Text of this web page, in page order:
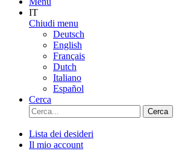
IT
Chiudi menu
Deutsch
English
Français
Dutch
Italiano
Español
Cerca
Cerca
Lista dei desideri
Il mio account